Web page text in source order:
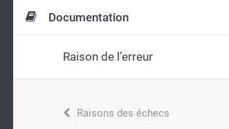
Documentation
Raison de l’erreur
Raisons des échecs